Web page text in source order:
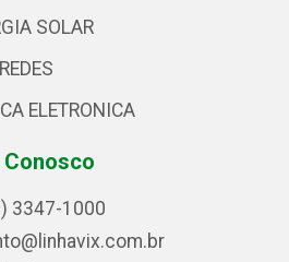
SOLAR
REDES
ELETRONICA
Conosco
3347-1000